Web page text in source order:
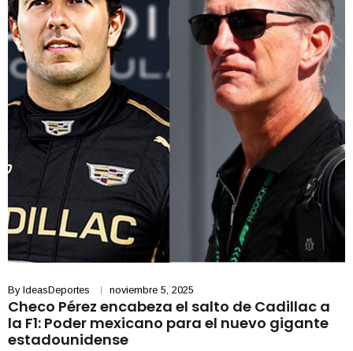
By IdeasDeportes noviembre 5, 2025
Checo Pérez encabeza el salto de Cadillac a
la F1: Poder mexicano para el nuevo gigante
estadounidense